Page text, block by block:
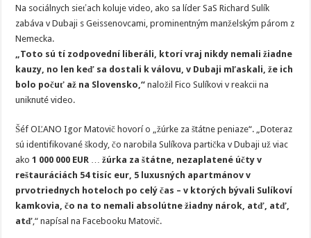
Na sociálnych sieťach koluje video, ako sa líder SaS Richard Sulík
zabáva v Dubaji s Geissenovcami, prominentným manželským párom z
Nemecka.
„Toto sú tí zodpovední liberáli, ktorí vraj nikdy nemali žiadne
kauzy, no len keď sa dostali k válovu, v Dubaji mľaskali, že ich
bolo počuť až na Slovensko,“ naložil Fico Sulíkovi v reakcii na
uniknuté video.
Šéf OĽANO Igor Matovič hovorí o „žúrke za štátne peniaze“. „Doteraz
sú identifikované škody, čo narobila Sulíkova partička v Dubaji už viac
ako1 000 000 EUR …žúrka za štátne, nezaplatené účty v
reštauráciách 54 tisíc eur, 5 luxusných apartmánov v
prvotriednych hoteloch po celý čas – v ktorých bývali Sulíkoví
kamkovia, čo na to nemali absolútne žiadny nárok, atď, atď,
atď,“ napísal na Facebooku Matovič.